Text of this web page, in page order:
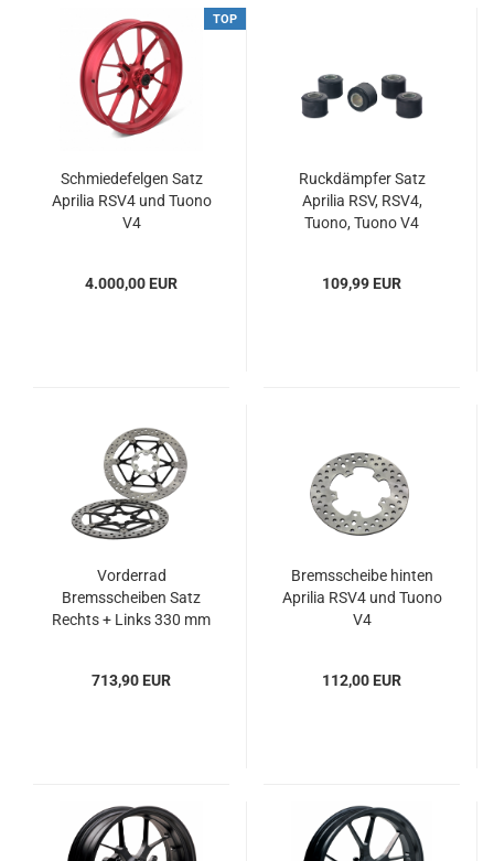
TOP
Schmiedefelgen Satz
Aprilia RSV4 und Tuono
V4
4.000,00 EUR
Ruckdämpfer Satz
Aprilia RSV, RSV4,
Tuono, Tuono V4
109,99 EUR
Vorderrad
Bremsscheiben Satz
Rechts + Links 330 mm
713,90 EUR
Bremsscheibe hinten
Aprilia RSV4 und Tuono
V4
112,00 EUR